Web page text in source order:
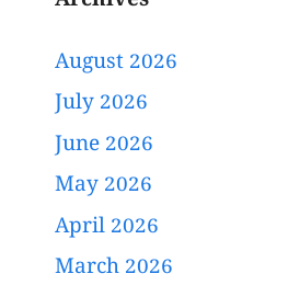
August 2026
July 2026
June 2026
May 2026
April 2026
March 2026